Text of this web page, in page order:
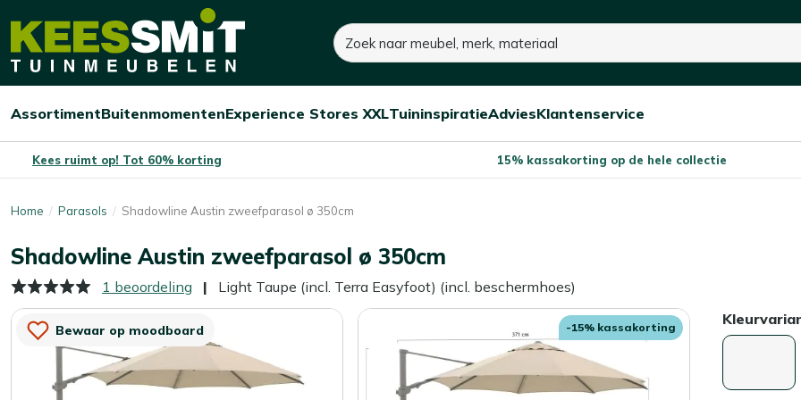
Kees
Tuinmeubelen
Zoeken
Open/sluit
Assortiment
Open/sluit
Buitenmomenten
Open/sluit
Experience Stores XXL
Open/sluit
Tuininspiratie
Open/sluit
Advies
Open/sluit
Klantenservice
Kees ruimt op! Tot 60% korting 15% kassakorting op de hele collectie
Home Parasols Shadowline Austin zweefparasol ø 350cm
Shadowline Austin zweefparasol ø 350cm
Light Taupe (incl. Terra Easyfoot) (incl. beschermhoes)
1 beoordeling
Bewaar op moodboard -15% kassakorting
855,- Dit product is niet op voorraad